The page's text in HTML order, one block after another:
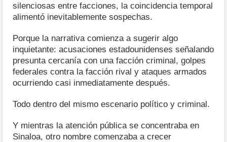
silenciosas entre facciones, la coincidencia temporal
alimentó inevitablemente sospechas.
Porque la narrativa comienza a sugerir algo
inquietante: acusaciones estadounidenses señalando
presunta cercanía con una facción criminal, golpes
federales contra la facción rival y ataques armados
ocurriendo casi inmediatamente después.
Todo dentro del mismo escenario político y criminal.
Y mientras la atención pública se concentraba en
Sinaloa, otro nombre comenzaba a crecer